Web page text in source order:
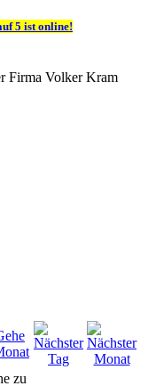
5 ist online!
Firma Volker Kram
zu